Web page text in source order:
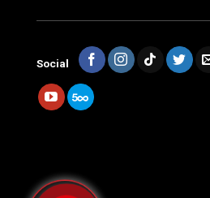
Social